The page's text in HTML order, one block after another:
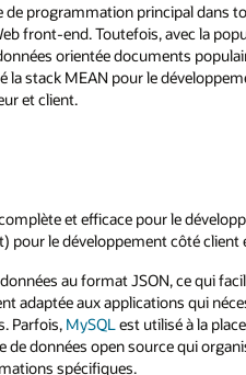
programmation principal dans
front-end. Toutefois, avec la
orientée documents
stack MEAN pour le
et client.
et efficace pour le
pour le développement côté client
au format JSON, ce qui
adaptée aux applications qui
Parfois, MySQLest utilisé à la
données open source qui
spécifiques.